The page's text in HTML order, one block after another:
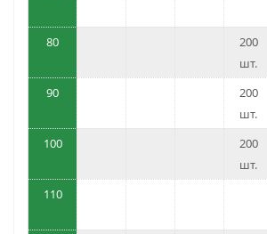
80
200
шт.
90
200
шт.
100
200
шт.
110